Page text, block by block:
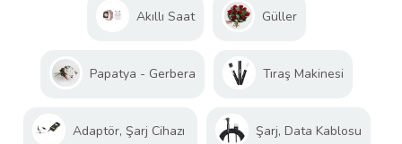
Akıllı Saat Güller
Papatya - Gerbera Tıraş Makinesi
Adaptör, Şarj Cihazı Şarj, Data Kablosu